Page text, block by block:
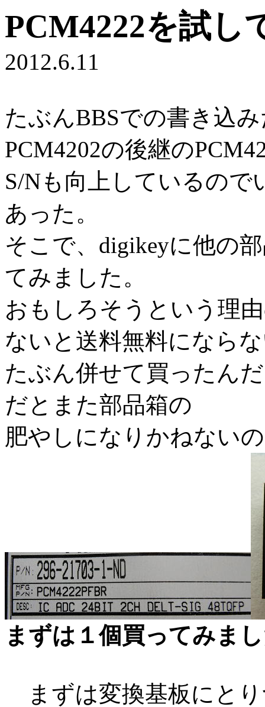
PCM4222を試し
2012.6.11
たぶんBBSでの書き込
PCM4202の後継の
S/Nも向上しているの
あった。
そこで、digikeyに他の
てみました。
おもしろそうという理
ないと送料無料になら
たぶん併せて買ったん
だとまた部品箱の
肥やしになりかねない
まずは１個買ってみま
まずは変換基板にと